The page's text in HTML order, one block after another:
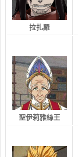
拉扎羅
聖伊莉雅絲王